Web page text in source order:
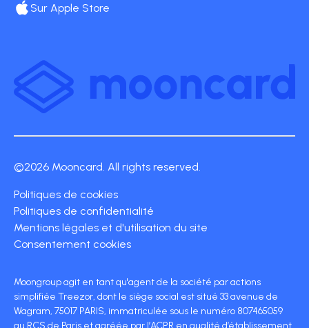
Sur Apple Store
©2026 Mooncard. All rights reserved.
Politiques de cookies
Politiques de confidentialité
Mentions légales et d'utilisation du site
Consentement cookies
Moongroup agit en tant qu'agent de la société par actions
simplifiée Treezor, dont le siège social est situé 33 avenue de
Wagram, 75017 PARIS, immatriculée sous le numéro 807465059